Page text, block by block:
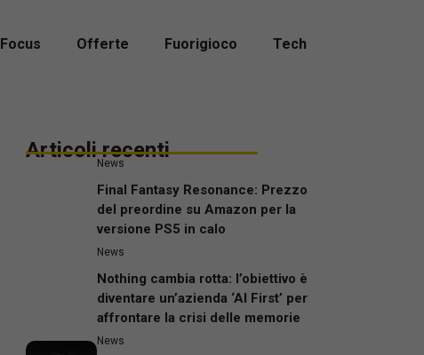
Focus Offerte Fuorigioco Tech
Articoli recenti
News
Final Fantasy Resonance: Prezzo
del preordine su Amazon per la
versione PS5 in calo
News
Nothing cambia rotta: l’obiettivo è
diventare un’azienda ‘AI First’ per
affrontare la crisi delle memorie
News